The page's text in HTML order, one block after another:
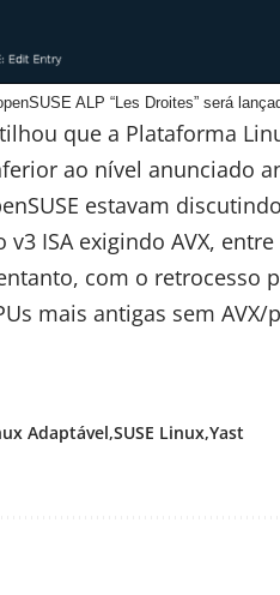
ALP “Les Droites” será
que a Plataforma
ao nível anunciado
estavam
v3 ISA exigindo AVX,
com o retrocesso
mais antigas sem AVX/
Adaptável SUSE Linux Yast